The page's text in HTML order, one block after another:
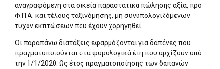
αναγραφόμενη στα οικεία παραστατικά πώλησης αξία, προ
Φ.Π.Α. και τέλους ταξινόμησης, μη συνυπολογιζόμενων
τυχόν εκπτώσεων που έχουν χορηγηθεί.
Οι παραπάνω διατάξεις εφαρμόζονται για δαπάνες που
πραγματοποιούνται στα φορολογικά έτη που αρχίζουν από
την 1/1/2020. Ως έτος πραγματοποίησης των δαπανών